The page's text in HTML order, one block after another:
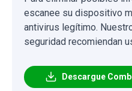
escanee su dispositivo
antivirus legítimo.
seguridad recomiendan
Descargue